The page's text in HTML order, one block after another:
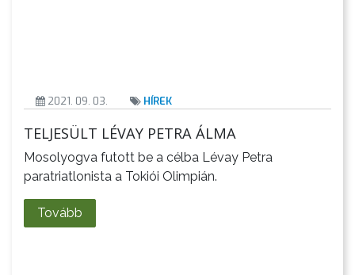
FEJLESZTÉSEK
KÖRNYEZETVÉDELEM
TELEPÜLÉSRENDEZÉS
STRATÉGIÁK
2021. 09. 03. HÍREK
TELJESÜLT LÉVAY PETRA ÁLMA
Mosolyogva futott be a célba Lévay Petra
paratriatlonista a Tokiói Olimpián.
Tovább